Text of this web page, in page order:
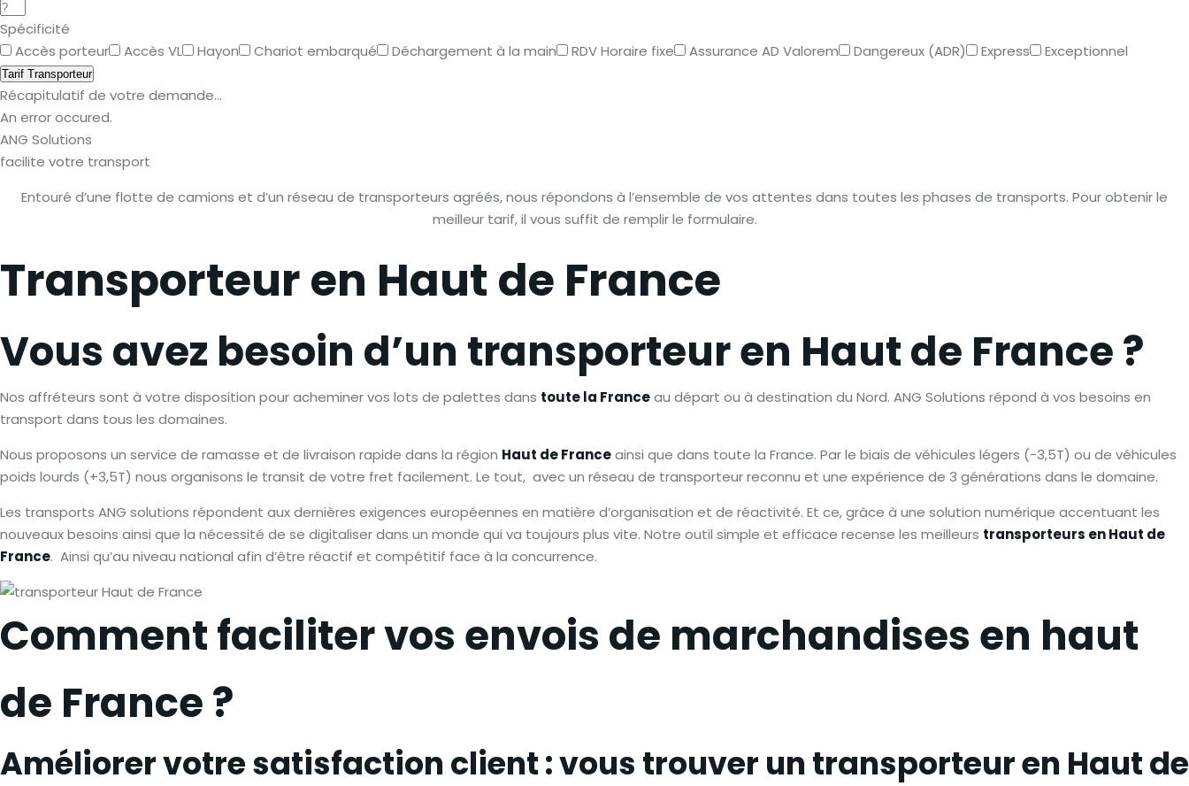
Spécificité
Accès porteur
Accès VL Hayon Chariot embarqué Déchargement à la main RDV Horaire fixe Assurance AD Valorem Dangereux (ADR) Express Exceptionnel
Tarif Transporteur
Récapitulatif de votre demande...
An error occured.
ANG Solutions
facilite votre transport
Entouré d’une flotte de camions et d’un réseau de transporteurs agréés, nous répondons à l’ensemble de vos attentes dans toutes les phases de transports. Pour obtenir le
meilleur tarif, il vous suffit de remplir le formulaire.
Transporteur en Haut de France
Vous avez besoin d’un transporteur en Haut de France ?
Nos affréteurs sont à votre disposition pour acheminer vos lots de palettes dans toute la Franceau départ ou à destination du Nord. ANG Solutions répond à vos besoins en
transport dans tous les domaines.
Nous proposons un service de ramasse et de livraison rapide dans la région Haut de Franceainsi que dans toute la France. Par le biais de véhicules légers (-3,5T) ou de véhicules
poids lourds (+3,5T) nous organisons le transit de votre fret facilement. Le tout, avec un réseau de transporteur reconnu et une expérience de 3 générations dans le domaine.
Les transports ANG solutions répondent aux dernières exigences européennes en matière d’organisation et de réactivité. Et ce, grâce à une solution numérique accentuant les
nouveaux besoins ainsi que la nécessité de se digitaliser dans un monde qui va toujours plus vite. Notre outil simple et efficace recense les meilleurs transporteurs en Haut de
France. Ainsi qu’au niveau national afin d’être réactif et compétitif face à la concurrence.
Comment faciliter vos envois de marchandises en haut
de France ?
Améliorer votre satisfaction client : vous trouver un transporteur en Haut de